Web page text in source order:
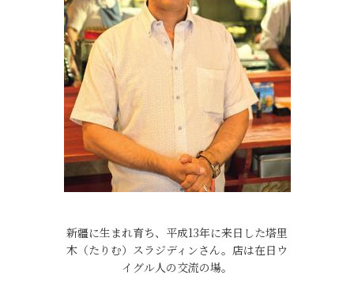
新疆に生まれ育ち、平成13年に来日した塔里
木（たりむ）スラジディンさん。店は在日ウ
イグル人の交流の場。